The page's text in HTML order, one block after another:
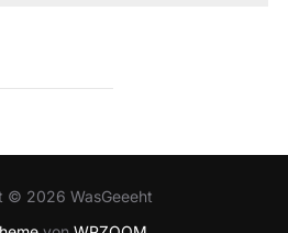
© 2026 WasGeeeht